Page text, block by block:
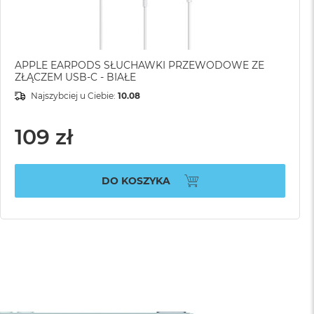
APPLE EARPODS SŁUCHAWKI PRZEWODOWE ZE
ZŁĄCZEM USB-C - BIAŁE
Najszybciej u Ciebie: 10.08
109 zł
DO KOSZYKA